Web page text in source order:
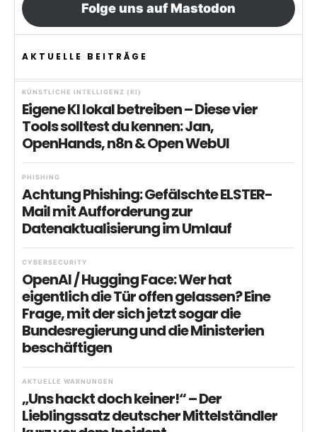
Folge uns auf Mastodon
AKTUELLE BEITRÄGE
KÜNSTLICHE INTELLIGENZ (KI)
Eigene KI lokal betreiben – Diese vier
Tools solltest du kennen: Jan,
OpenHands, n8n & Open WebUI
PHISHING
Achtung Phishing: Gefälschte ELSTER-
Mail mit Aufforderung zur
Datenaktualisierung im Umlauf
CYBERSECURITY
OpenAI / Hugging Face: Wer hat
eigentlich die Tür offen gelassen? Eine
Frage, mit der sich jetzt sogar die
Bundesregierung und die Ministerien
beschäftigen
AKTUELLE WARNUNGEN
„Uns hackt doch keiner!“ – Der
Lieblingssatz deutscher Mittelständler